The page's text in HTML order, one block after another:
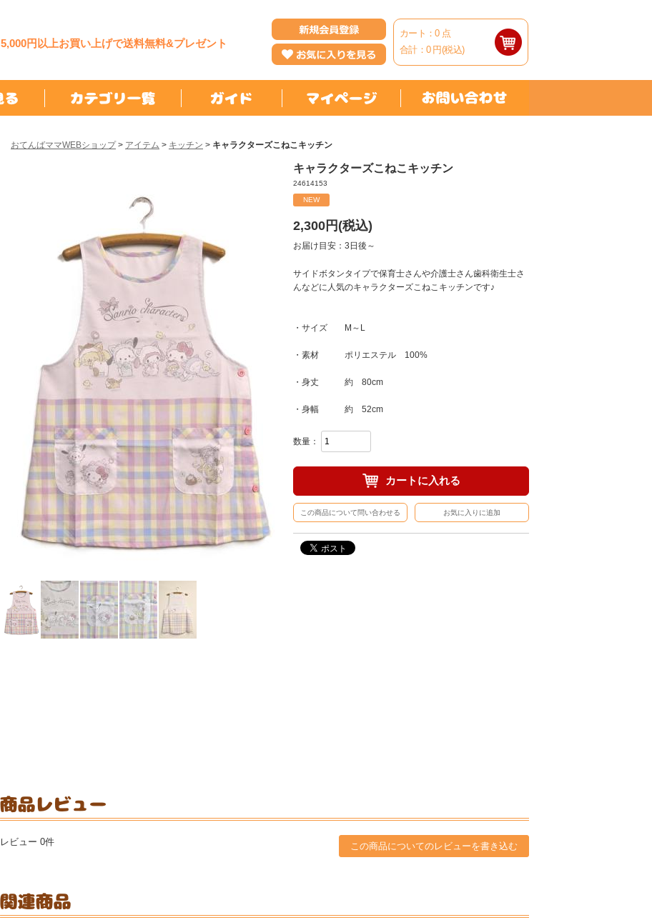
5,000円以上お買い上げで送料無料&プレゼント
カート：0 点
合計：0 円(税込)
おてんばママWEBショップ> アイテム > キッチン > キャラクターズこねこキッチン
キャラクターズこねこキッチン
24614153
NEW
2,300円(税込)
お届け目安：3日後～
サイドボタンタイプで保育士さんや介護士さん歯科衛生士さ
んなどに人気のキャラクターズこねこキッチンです♪
・サイズ M～L
・素材 ポリエステル 100%
・身丈 約 80cm
・身幅 約 52cm
数量：
カートに入れる
この商品について問い合わせる お気に入りに追加
レビュー 0件 この商品についてのレビューを書き込む